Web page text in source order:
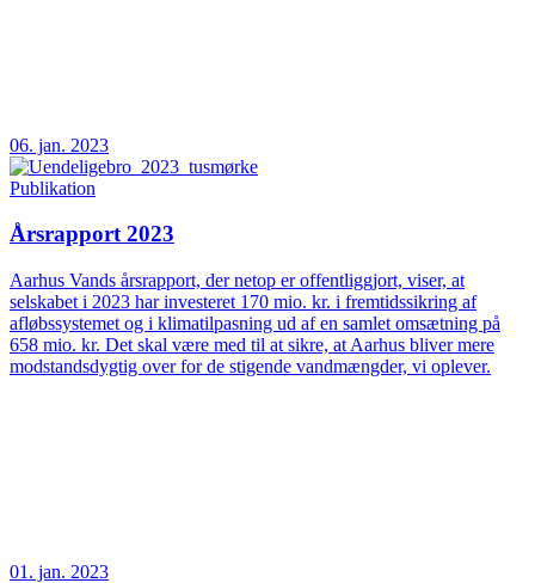
06. jan. 2023
Publikation
Årsrapport 2023
Aarhus Vands årsrapport, der netop er offentliggjort, viser, at
selskabet i 2023 har investeret 170 mio. kr. i fremtidssikring af
afløbssystemet og i klimatilpasning ud af en samlet omsætning på
658 mio. kr. Det skal være med til at sikre, at Aarhus bliver mere
modstandsdygtig over for de stigende vandmængder, vi oplever.
01. jan. 2023